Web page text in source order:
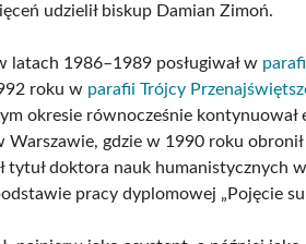
udzielił biskup Damian Zimoń.
latach 1986–1989 posługiwał w
roku w parafii Trójcy
okresie równocześnie kontynuował
Warszawie, gdzie w 1990 roku
tytuł doktora nauk humanistycznych
pracy dyplomowej „Pojęcie